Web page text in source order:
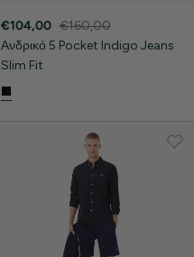
€104,00 €160,00
Ανδρικό 5 Pocket Indigo Jeans
Slim Fit